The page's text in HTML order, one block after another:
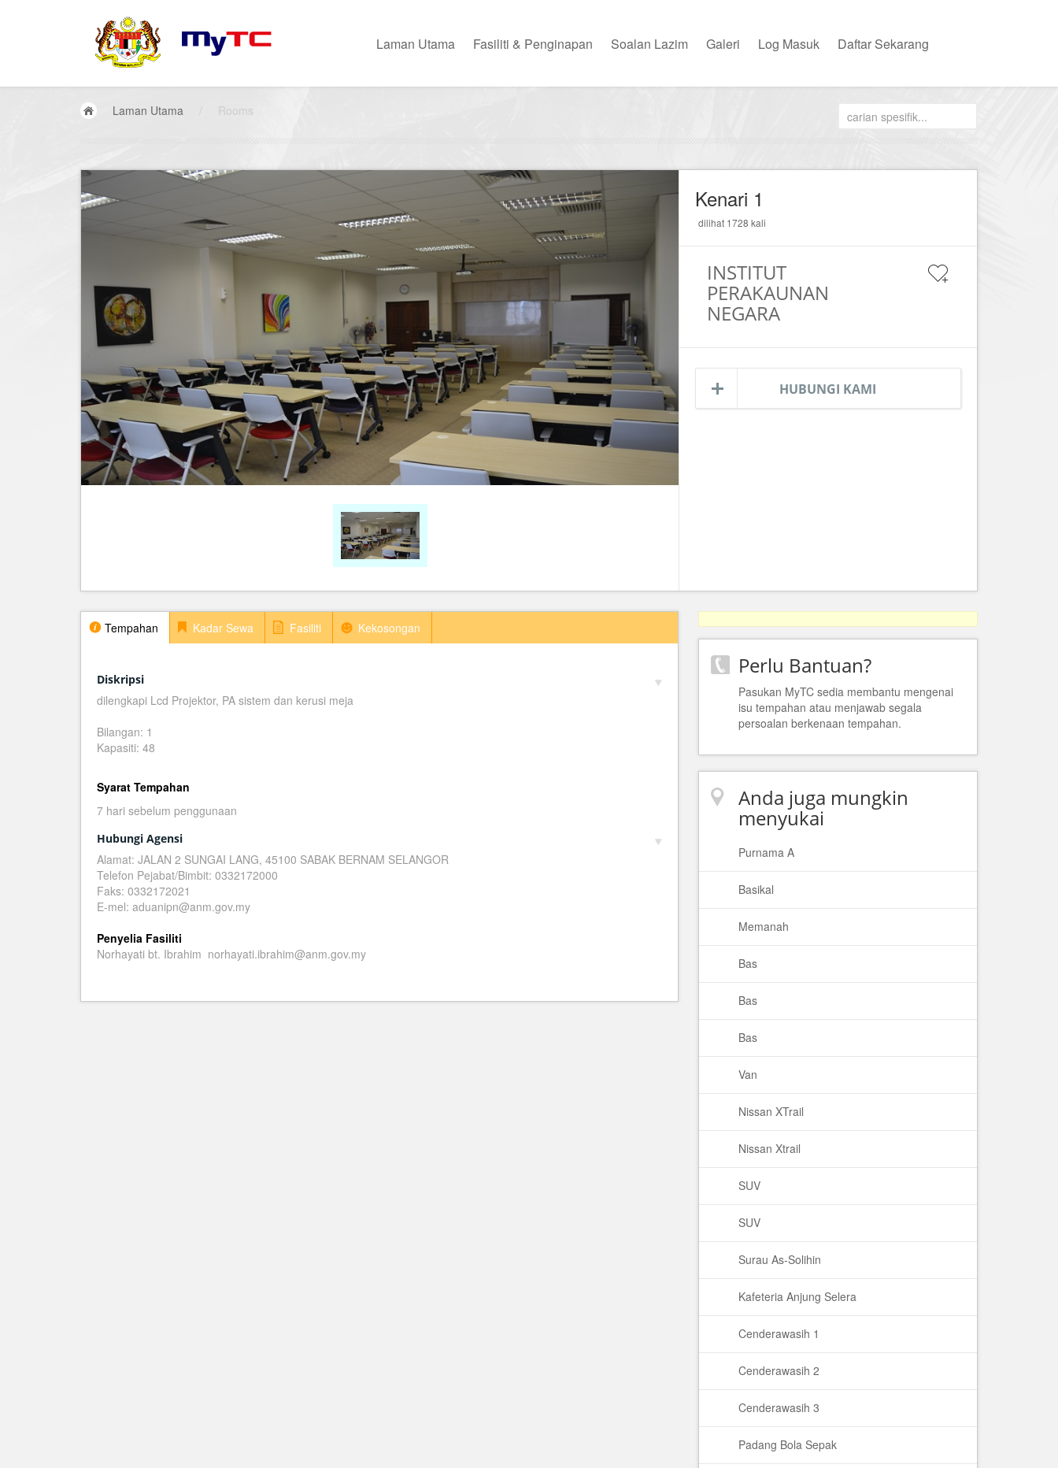
Laman Utama Fasiliti & Penginapan Soalan Lazim Galeri Log Masuk Daftar Sekarang
Laman Utama Rooms
Kenari 1
dilihat 1728 kali
INSTITUT
PERAKAUNAN
NEGARA
HUBUNGI KAMI
Tempahan Kadar Sewa Fasiliti Kekosongan
Diskripsi
dilengkapi Lcd Projektor, PA sistem dan kerusi meja
Bilangan: 1
Kapasiti: 48
Syarat Tempahan
7 hari sebelum penggunaan
Hubungi Agensi
Alamat: JALAN 2 SUNGAI LANG, 45100 SABAK BERNAM SELANGOR
Telefon Pejabat/Bimbit: 0332172000
Faks: 0332172021
E-mel: aduanipn@anm.gov.my
Penyelia Fasiliti
Norhayati bt. Ibrahim norhayati.ibrahim@anm.gov.my
Perlu Bantuan?
Pasukan MyTC sedia membantu mengenai
isu tempahan atau menjawab segala
persoalan berkenaan tempahan.
Anda juga mungkin
menyukai
Purnama A
Basikal
Memanah
Bas
Bas
Bas
Van
Nissan XTrail
Nissan Xtrail
SUV
SUV
Surau As-Solihin
Kafeteria Anjung Selera
Cenderawasih 1
Cenderawasih 2
Cenderawasih 3
Padang Bola Sepak